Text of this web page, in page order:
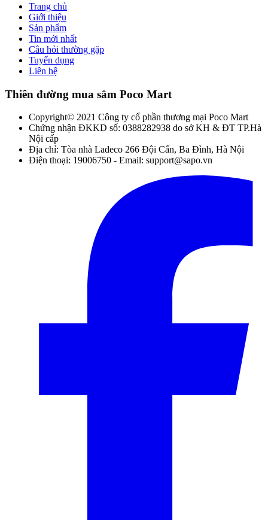
Trang chủ
Giới thiệu
Sản phẩm
Tin mới nhất
Câu hỏi thường gặp
Tuyển dụng
Liên hệ
Thiên đường mua sắm Poco Mart
Copyright© 2021 Công ty cổ phần thương mại Poco Mart
Chứng nhận ĐKKD số: 0388282938 do sở KH & ĐT TP.Hà
Nội cấp
Địa chỉ: Tòa nhà Ladeco 266 Đội Cấn, Ba Đình, Hà Nội
Điện thoại: 19006750 - Email: support@sapo.vn